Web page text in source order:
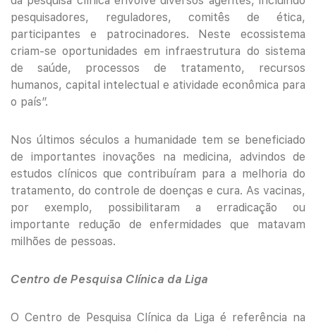
pesquisadores, reguladores, comitês de ética,
participantes e patrocinadores. Neste ecossistema
criam-se oportunidades em infraestrutura do sistema
de saúde, processos de tratamento, recursos
humanos, capital intelectual e atividade econômica para
o país”.
Nos últimos séculos a humanidade tem se beneficiado
de importantes inovações na medicina, advindos de
estudos clínicos que contribuíram para a melhoria do
tratamento, do controle de doenças e cura. As vacinas,
por exemplo, possibilitaram a erradicação ou
importante redução de enfermidades que matavam
milhões de pessoas.
Centro de Pesquisa Clínica da Liga
O Centro de Pesquisa Clínica da Liga é referência na